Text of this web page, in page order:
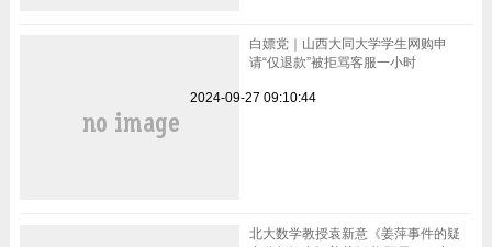
白嫖党｜山西大同大学学生网购申
请“仅退款”被拒骂客服一小时
2024-09-27 09:10:44
北大数学教授袁新意《姜萍事件的疑